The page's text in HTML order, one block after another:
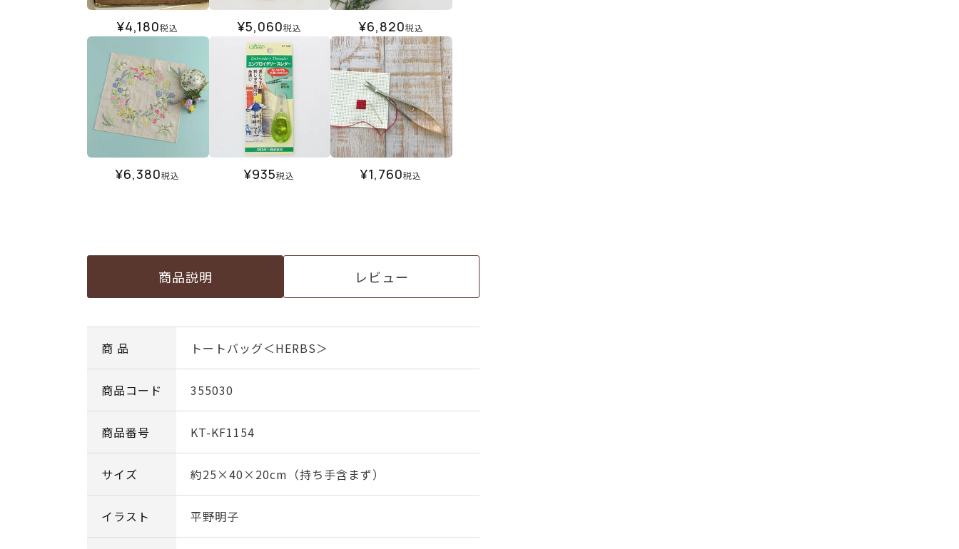
¥4,180税込 ¥5,060税込 ¥6,820税込
¥6,380税込 ¥935税込 ¥1,760税込
商品説明 レビュー
商 品 トートバッグ＜HERBS＞
商品コード 355030
商品番号 KT-KF1154
サイズ 約25×40×20cm（持ち手含まず）
イラスト 平野明子